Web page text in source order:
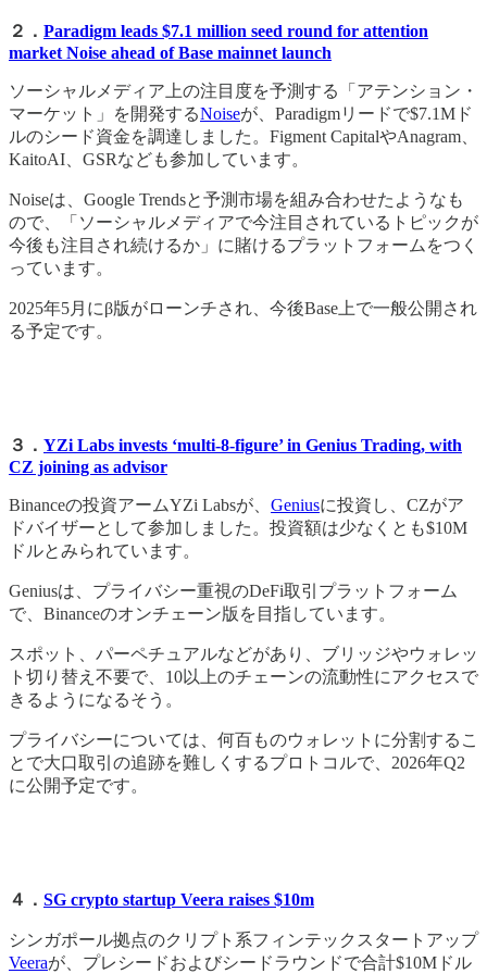
２． Paradigm leads $7.1 million seed round for attention
market Noise ahead of Base mainnet launch
ソーシャルメディア上の注目度を予測する「アテンション・
マーケット」を開発するNoiseが、Paradigmリードで$7.1Mド
ルのシード資金を調達しました。Figment CapitalやAnagram、
KaitoAI、GSRなども参加しています。
Noiseは、Google Trendsと予測市場を組み合わせたようなも
ので、「ソーシャルメディアで今注目されているトピックが
今後も注目され続けるか」に賭けるプラットフォームをつく
っています。
2025年5月にβ版がローンチされ、今後Base上で一般公開され
る予定です。
３． YZi Labs invests ‘multi-8-figure’ in Genius Trading, with
CZ joining as advisor
Binanceの投資アームYZi Labsが、 Geniusに投資し、CZがア
ドバイザーとして参加しました。投資額は少なくとも$10M
ドルとみられています。
Geniusは、プライバシー重視のDeFi取引プラットフォーム
で、Binanceのオンチェーン版を目指しています。
スポット、パーペチュアルなどがあり、ブリッジやウォレッ
ト切り替え不要で、10以上のチェーンの流動性にアクセスで
きるようになるそう。
プライバシーについては、何百ものウォレットに分割するこ
とで大口取引の追跡を難しくするプロトコルで、2026年Q2
に公開予定です。
４． SG crypto startup Veera raises $10m
シンガポール拠点のクリプト系フィンテックスタートアップ
Veeraが、プレシードおよびシードラウンドで合計$10Mドル